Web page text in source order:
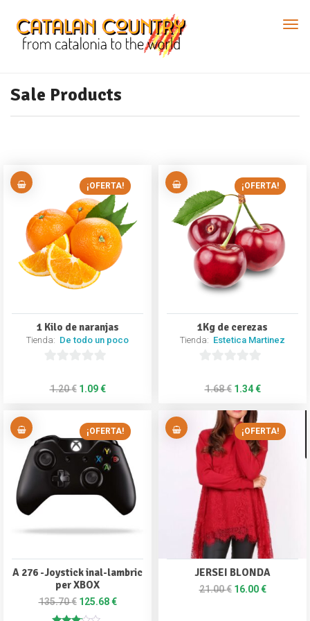
Sale Products
¡OFERTA!
1 Kilo de naranjas
Tienda: De todo un poco
d1.20€ 1.09€
¡OFERTA!
1Kg de cerezas
Tienda: Estetica Martinez
d1.68€ 1.34€
¡OFERTA!
A 276 -Joystick inal-lambric
per XBOX
135.70€ 125.68€
¡OFERTA!
JERSEI BLONDA
21.00€ 16.00€